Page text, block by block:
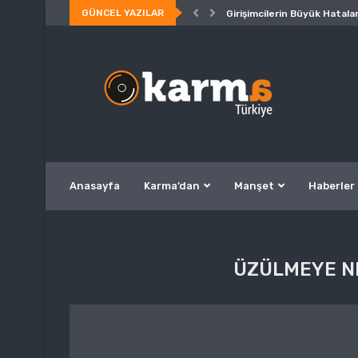
GÜNCEL YAZILAR Girişimcilerin Büyük
Anasayfa Karma’dan Manşet Haberler
ÜZÜLMEYE